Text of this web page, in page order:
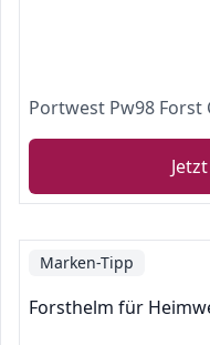
Portwest Pw98 Forst
Marken-Tipp
Forsthelm für